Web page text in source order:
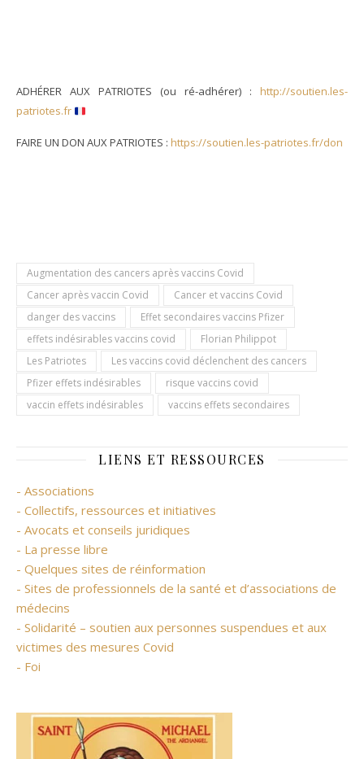
ADHÉRER AUX PATRIOTES (ou ré-adhérer) : http://soutien.les-
patriotes.fr
FAIRE UN DON AUX PATRIOTES : https://soutien.les-patriotes.fr/don
Augmentation des cancers après vaccins Covid
Cancer après vaccin Covid
Cancer et vaccins Covid
danger des vaccins
Effet secondaires vaccins Pfizer
effets indésirables vaccins covid
Florian Philippot
Les Patriotes
Les vaccins covid déclenchent des cancers
Pfizer effets indésirables
risque vaccins covid
vaccin effets indésirables
vaccins effets secondaires
LIENS ET RESSOURCES
- Associations
- Collectifs, ressources et initiatives
- Avocats et conseils juridiques
- La presse libre
- Quelques sites de réinformation
- Sites de professionnels de la santé et d’associations de
médecins
- Solidarité – soutien aux personnes suspendues et aux
victimes des mesures Covid
- Foi